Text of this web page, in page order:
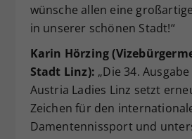
wünsche allen eine
in unserer schönen Stadt!“
Karin Hörzing
Stadt Linz): „Die 34.
Austria Ladies Linz setzt
Zeichen für den
Damentennissport und